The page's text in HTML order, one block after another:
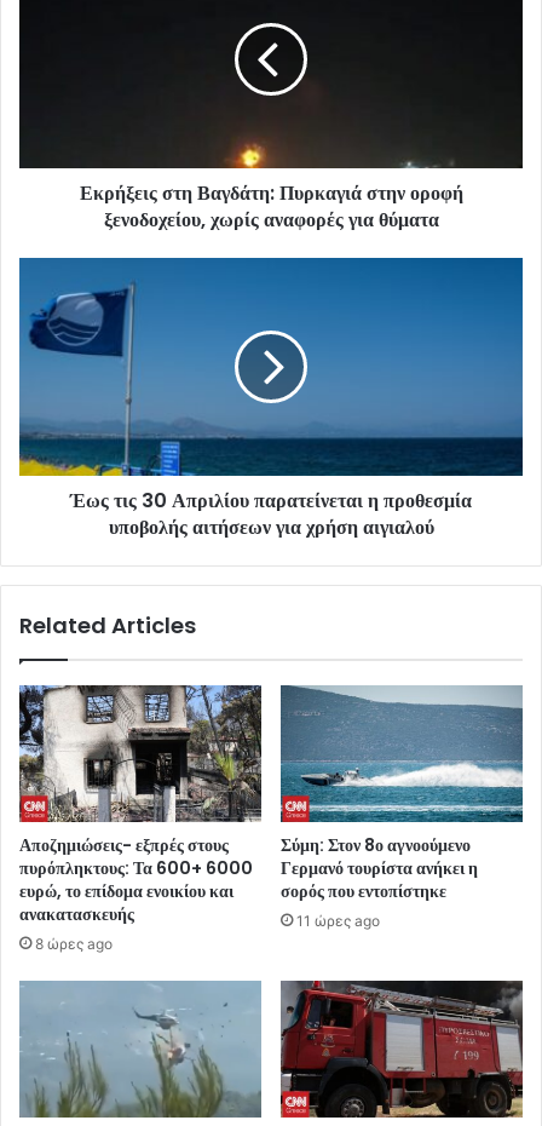
Εκρήξεις στη Βαγδάτη: Πυρκαγιά στην οροφή
ξενοδοχείου, χωρίς αναφορές για θύματα
Έως τις 30 Απριλίου παρατείνεται η προθεσμία
υποβολής αιτήσεων για χρήση αιγιαλού
Related Articles
Αποζημιώσεις- εξπρές στους
πυρόπληκτους: Τα 600+ 6000
ευρώ, το επίδομα ενοικίου και
ανακατασκευής
8 ώρες ago
Σύμη: Στον 8ο αγνοούμενο
Γερμανό τουρίστα ανήκει η
σορός που εντοπίστηκε
11 ώρες ago